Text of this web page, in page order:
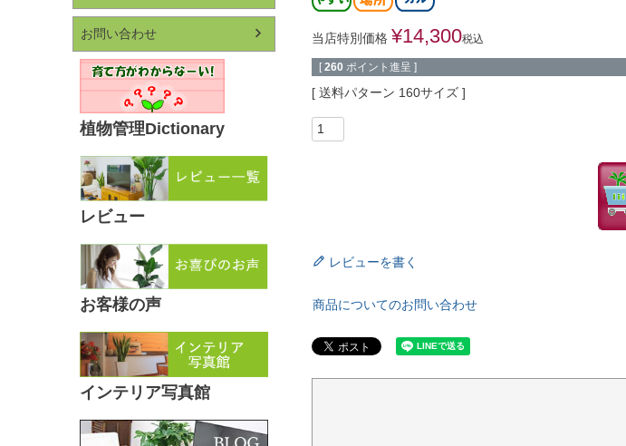
お問い合わせ
植物管理Dictionary
レビュー
お客様の声
インテリア写真館
当店特別価格 ¥14,300税込
[ 260 ポイント進呈 ]
送料パターン 160サイズ
レビューを書く
商品についてのお問い合わせ